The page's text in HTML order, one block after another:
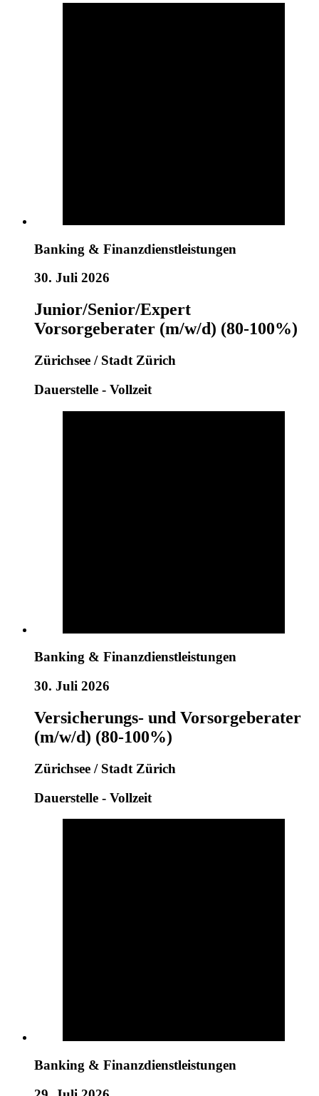
Banking & Finanzdienstleistungen
30. Juli 2026
Junior/Senior/Expert
Vorsorgeberater (m/w/d) (80-100%)
Zürichsee / Stadt Zürich
Dauerstelle - Vollzeit
Banking & Finanzdienstleistungen
30. Juli 2026
Versicherungs- und Vorsorgeberater
(m/w/d) (80-100%)
Zürichsee / Stadt Zürich
Dauerstelle - Vollzeit
Banking & Finanzdienstleistungen